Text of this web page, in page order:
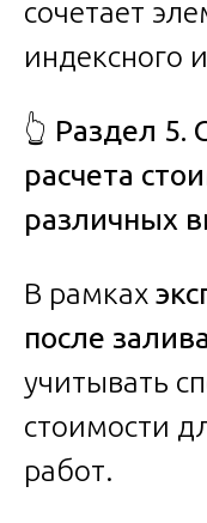
сочетает
индексного
👆 Раздел 5.
расчета
различных
В рамках
после
учитывать
стоимости
работ.